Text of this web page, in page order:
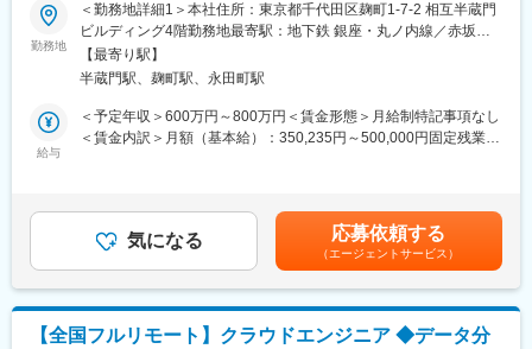
クライアントの課題に合わせて、以下のプログラムを組み合わせ
て提供します。
◇成果創出プログラム：
営業、製造、経営企画などあらゆる部門において「マネジメント
づき」を与え、認識と行動を変えることで組織としての実行力を
高めます。
◇実践型研修：
アバージェンスが現場で培った「事業成果を生み出すノウハウ」
を蒸留・構造化した、超実践的な研修を提供します。座学の知識
提供にとどまらず、実際の事業成果に直結するスキル習得を支援
します。
■業務内容：
戦略立案から現場への定着までクライアント企業に入り込み、組
織と人の行動変容を通じて「定量的な成果」を創出する実行支援
型コンサルティングをお任せします。
綺麗な戦略を描いて終わりにするファームではありません。 クラ
最大の特徴は、「経営層（戦略）」と「現場（実行）」の間に生
じる乖離を埋めることです。 トップマネジメントを巻き込みなが
生み出します。
勤務地
＜勤務地詳細1＞本社住所：東京都千代田区麹町1-7-2 相互半蔵門
ビルディング4階勤務地最寄駅：地下鉄 銀座・丸ノ内線／赤坂見
附駅受動喫煙対策：敷地内喫煙可能場所あり＜勤務地詳細2＞常駐
先クライアント企業住所：全国 受動喫煙対策：その他（就業地に
【最寄り駅】
半蔵門駅、麹町駅、永田町駅
給与
＜予定年収＞600万円～800万円＜賃金形態＞月給制特記事項なし
＜賃金内訳＞月額（基本給）：350,235円～500,000円固定残業手
給与補足＞上記＋プロジェクト期間中はアサイン手当（5,000円/
日）支給（例）20日稼働の場合約月10万円／年120万円程度上乗
せ■賞与：業績に応じて賃金はあくまでも目安の金額であり、選考
を通じて上下する可能性があります。月給(月額)は固定手当を含め
た表記です。
気になる 応募依頼する
（エージェントサービス）
【全国フルリモート】クラウドエンジニア ◆データ分